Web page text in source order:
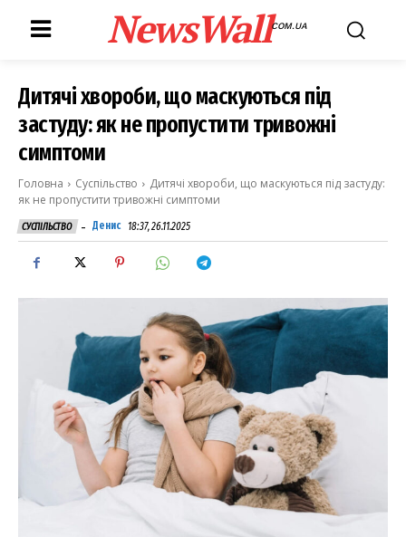
NewsWallCOM.UA
Дитячі хвороби, що маскуються під
застуду: як не пропустити тривожні
симптоми
Головна Суспільство
Дитячі хвороби, що маскуються під застуду:
як не пропустити тривожні симптоми
СУСПІЛЬСТВО - Денис 18:37, 26.11.2025